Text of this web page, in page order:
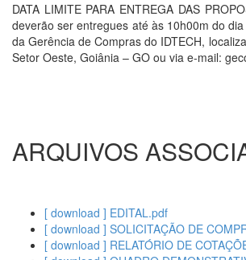
DATA LIMITE PARA ENTREGA DAS
deverão ser entregues até às 10h00m do
da Gerência de Compras do IDTECH,
Setor Oeste, Goiânia – GO ou via e-mail:
ARQUIVOS
[ download ] EDITAL.pdf
[ download ] SOLICITAÇÃO DE
[ download ] RELATÓRIO DE